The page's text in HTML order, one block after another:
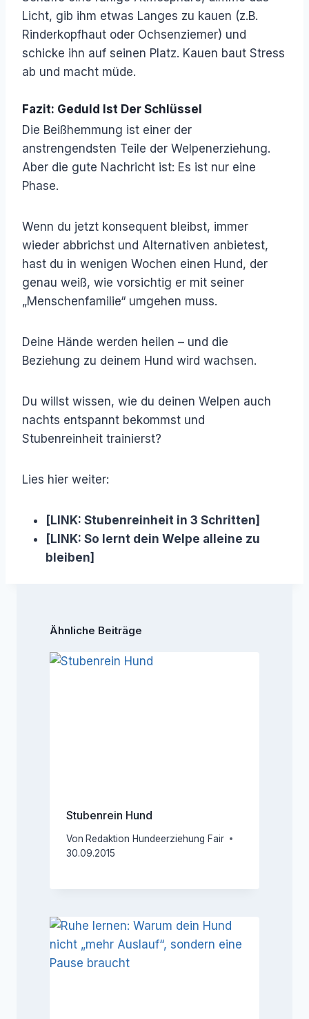
Licht, gib ihm etwas Langes zu kauen (z.B.
Rinderkopfhaut oder Ochsenziemer) und
schicke ihn auf seinen Platz. Kauen baut Stress
ab und macht müde.
Fazit: Geduld Ist Der Schlüssel
Die Beißhemmung ist einer der
anstrengendsten Teile der Welpenerziehung.
Aber die gute Nachricht ist: Es ist nur eine
Phase.
Wenn du jetzt konsequent bleibst, immer
wieder abbrichst und Alternativen anbietest,
hast du in wenigen Wochen einen Hund, der
genau weiß, wie vorsichtig er mit seiner
„Menschenfamilie“ umgehen muss.
Deine Hände werden heilen – und die
Beziehung zu deinem Hund wird wachsen.
Du willst wissen, wie du deinen Welpen auch
nachts entspannt bekommst und
Stubenreinheit trainierst?
Lies hier weiter:
[LINK: Stubenreinheit in 3 Schritten]
[LINK: So lernt dein Welpe alleine zu
bleiben]
Ähnliche Beiträge
Stubenrein Hund
Von Redaktion Hundeerziehung Fair
30.09.2015